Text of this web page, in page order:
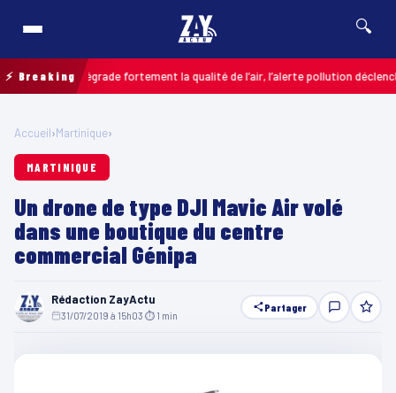
🔍
⚡ Breakingdégrade fortement la qualité de l’air, l’alerte pollution déclenchée
Accueil›Martinique›
MARTINIQUE
Un drone de type DJI Mavic Air volé
dans une boutique du centre
commercial Génipa
Rédaction ZayActu
31/07/2019 à 15h03 ⏱ 1 min
Partager